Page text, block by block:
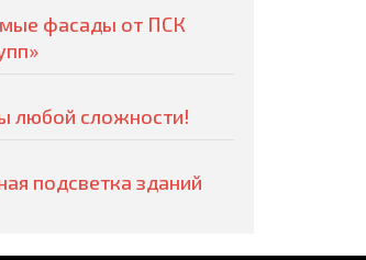
фасады от ПСК
любой сложности!
подсветка зданий